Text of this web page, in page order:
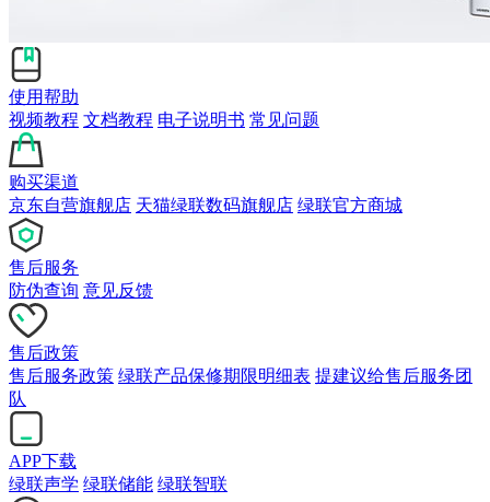
使用帮助
视频教程 文档教程 电子说明书 常见问题
购买渠道
京东自营旗舰店 天猫绿联数码旗舰店 绿联官方商城
售后服务
防伪查询 意见反馈
售后政策
售后服务政策 绿联产品保修期限明细表 提建议给售后服务团
队
APP下载
绿联声学 绿联储能 绿联智联